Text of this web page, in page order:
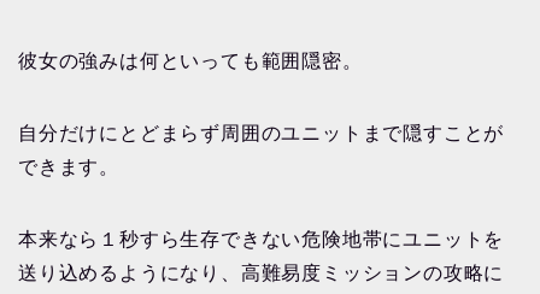
彼女の強みは何といっても範囲隠密。
自分だけにとどまらず周囲のユニットまで隠すことが
できます。
本来なら１秒すら生存できない危険地帯にユニットを
送り込めるようになり、高難易度ミッションの攻略に